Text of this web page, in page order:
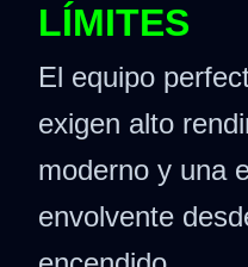
LÍMITES
El equipo
exigen alto
moderno y una
envolvente